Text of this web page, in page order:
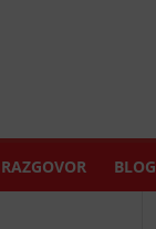
RAZGOVOR BLOG